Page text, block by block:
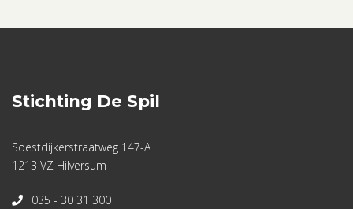
Stichting De Spil
Soestdijkerstraatweg 147-A
1213 VZ Hilversum
035 - 30 31 300